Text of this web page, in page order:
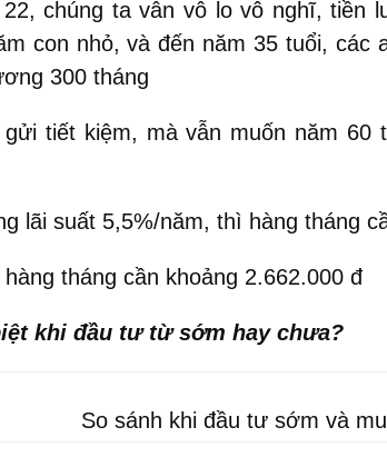
chúng ta vẫn vô lo vô nghĩ, tiền
con nhỏ, và đến năm 35 tuổi,
300 tháng
tiết kiệm, mà vẫn muốn năm
lãi suất 5,5%/năm, thì hàng tháng
tháng cần khoảng 2.662.000 đ
khi đầu tư từ sớm hay chưa?
So sánh khi đầu tư sớm và